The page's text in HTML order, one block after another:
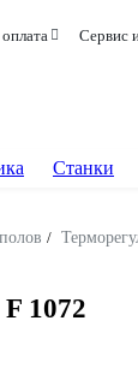
Сервис
Станки
/
1072